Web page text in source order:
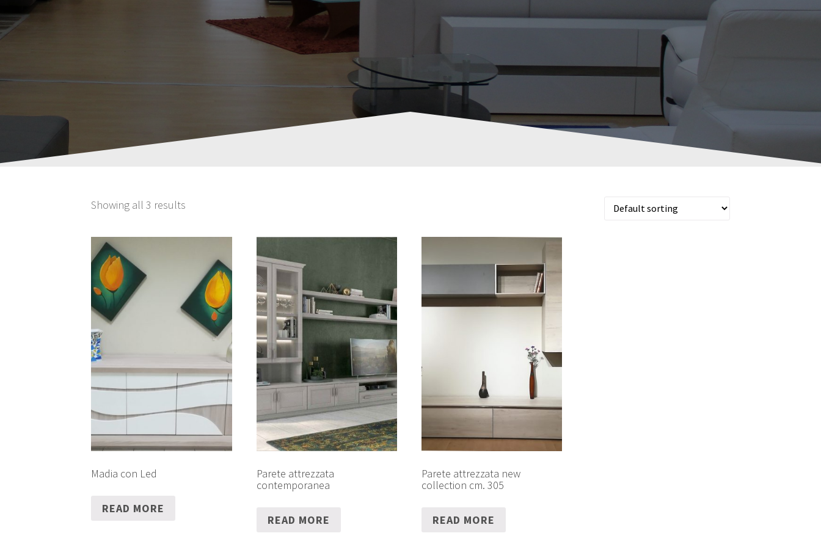
Showing all 3 results
Madia con Led
READ MORE
Parete attrezzata
contemporanea
READ MORE
Parete attrezzata new
collection cm. 305
READ MORE